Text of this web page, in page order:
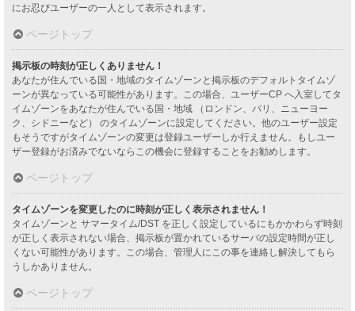
にお忍びユーザーの一人として表示されます。
ページトップ
掲示板の時刻が正しくありません！
あなたが住んでいる国・地域のタイムゾーンと掲示板のデフォルトタイムゾ
ーンが異なっている可能性があります。この場合、ユーザーCP へ入室してタ
イムゾーンをあなたが住んでいる国・地域 （ロンドン、パリ、ニューヨー
ク、シドニーなど） のタイムゾーンに設定してください。他のユーザー設定
もそうですがタイムゾーンの変更は登録ユーザーしか行えません。もしユー
ザー登録がお済みでないならこの機会に登録することをお勧めします。
ページトップ
タイムゾーンを変更したのに時刻が正しく表示されません！
タイムゾーンと サマータイム/DST を正しく設定しているにもかかわらず時刻
が正しく表示されない場合、掲示板が置かれているサーバの設定時間が正し
くない可能性があります。この場合、管理人にこの事を連絡し解決してもら
うしかありません。
ページトップ